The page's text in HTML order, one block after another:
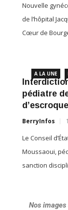
Nouvelle
de l’hôpital
Cœur de
A LA UNE
pédiatre
BerryInfos
Le Conseil
Moussaoui,
sanction
Nos